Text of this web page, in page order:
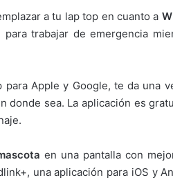
a tu lap top en cuanto a
para trabajar de emergencia
para Apple y Google, te da una
donde sea. La aplicación es
en una pantalla con
una aplicación para iOS y